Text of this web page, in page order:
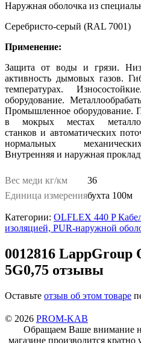
Наружная оболочка из
Серебристо-серый (RAL 7001)
Применение:
Защита от воды и грязи.
активность дымовых газов.
температурах.
оборудование.
Промышленное оборудование.
в мокрых местах
станков и автоматических
нормальных
Внутренняя и наружная
Вес меди кг/км
36
Единица измерениябухта 100м
Категории: OLFLEX 440 P
изоляцией, PUR-наружной
0012816 LappGroup
5G0,75 отзывы
Оставьте отзыв об этом товаре
© 2026 PROM-KAB
Обращаем Ваше внимание
магазине производится кратно